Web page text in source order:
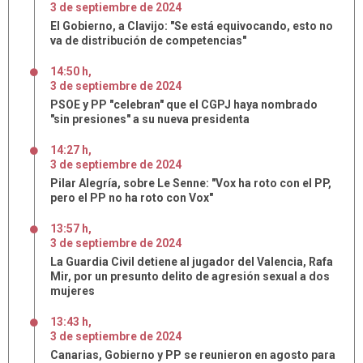
3 de septiembre de 2024
El Gobierno, a Clavijo: "Se está equivocando, esto no
va de distribución de competencias"
14:50 h,
3 de septiembre de 2024
PSOE y PP "celebran" que el CGPJ haya nombrado
"sin presiones" a su nueva presidenta
14:27 h,
3 de septiembre de 2024
Pilar Alegría, sobre Le Senne: "Vox ha roto con el PP,
pero el PP no ha roto con Vox"
13:57 h,
3 de septiembre de 2024
La Guardia Civil detiene al jugador del Valencia, Rafa
Mir, por un presunto delito de agresión sexual a dos
mujeres
13:43 h,
3 de septiembre de 2024
Canarias, Gobierno y PP se reunieron en agosto para